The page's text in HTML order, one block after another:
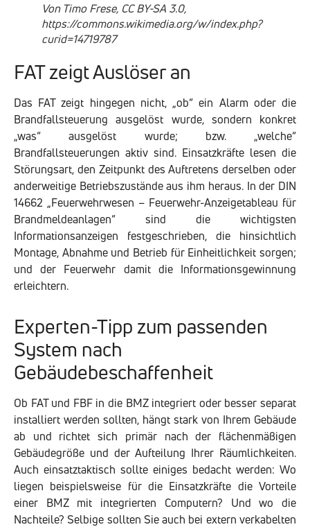
Von Timo Frese, CC BY-SA 3.0,
https://commons.wikimedia.org/w/index.php?
curid=14719787
FAT zeigt Auslöser an
Das FAT zeigt hingegen nicht, „ob“ ein Alarm oder die
Brandfallsteuerung ausgelöst wurde, sondern konkret
„was“ ausgelöst wurde; bzw. „welche“
Brandfallsteuerungen aktiv sind. Einsatzkräfte lesen die
Störungsart, den Zeitpunkt des Auftretens derselben oder
anderweitige Betriebszustände aus ihm heraus. In der DIN
14662 „Feuerwehrwesen – Feuerwehr-Anzeigetableau für
Brandmeldeanlagen“ sind die wichtigsten
Informationsanzeigen festgeschrieben, die hinsichtlich
Montage, Abnahme und Betrieb für Einheitlichkeit sorgen;
und der Feuerwehr damit die Informationsgewinnung
erleichtern.
Experten-Tipp zum passenden
System nach
Gebäudebeschaffenheit
Ob FAT und FBF in die BMZ integriert oder besser separat
installiert werden sollten, hängt stark von Ihrem Gebäude
ab und richtet sich primär nach der flächenmäßigen
Gebäudegröße und der Aufteilung Ihrer Räumlichkeiten.
Auch einsatztaktisch sollte einiges bedacht werden: Wo
liegen beispielsweise für die Einsatzkräfte die Vorteile
einer BMZ mit integrierten Computern? Und wo die
Nachteile? Selbige sollten Sie auch bei extern verkabelten